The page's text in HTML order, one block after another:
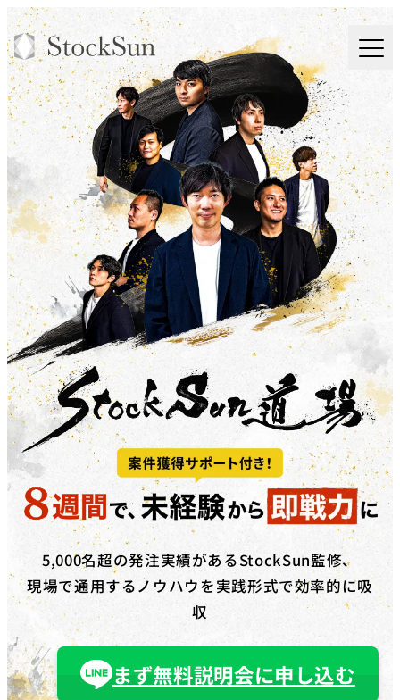
5,000名超の発注実績があるStockSun監修、
現場で通用するノウハウを実践形式で効率的に吸
収
まず無料説明会に申し込む